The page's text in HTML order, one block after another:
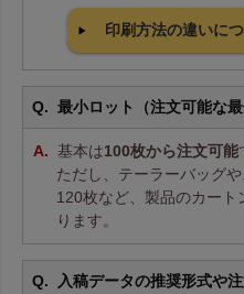
印刷方法の違いに
最小ロット（注文可能な
基本は100枚から注文可能
ただし、テーラーバッグ
120枚など、製品のカー
ります。
入稿データの推奨形式や